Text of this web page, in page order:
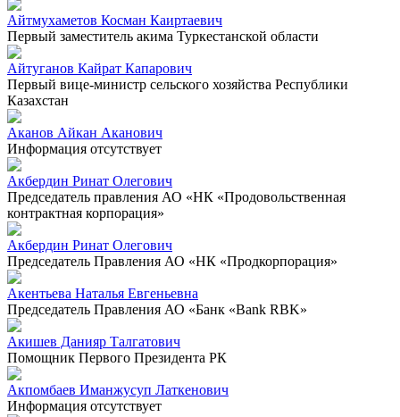
Айтмухаметов Косман Каиртаевич
Первый заместитель акима Туркестанской области
Айтуганов Кайрат Капарович
Первый вице-министр сельского хозяйства Республики
Казахстан
Аканов Айкан Аканович
Информация отсутствует
Акбердин Ринат Олегович
Председатель правления АО «НК «Продовольственная
контрактная корпорация»
Акбердин Ринат Олегович
Председатель Правления АО «НК «Продкорпорация»
Акентьева Наталья Евгеньевна
Председатель Правления АО «Банк «Bank RBK»
Акишев Данияр Талгатович
Помощник Первого Президента РК
Акпомбаев Иманжусуп Латкенович
Информация отсутствует